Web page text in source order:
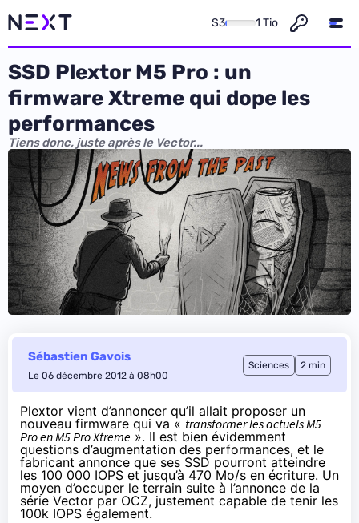
S3 1 Tio
SSD Plextor M5 Pro : un
firmware Xtreme qui dope les
performances
Tiens donc, juste après le Vector...
Sébastien Gavois
Le 06 décembre 2012 à 08h00
Sciences 2 min
Plextor vient d’annoncer qu’il allait proposer un
nouveau firmware qui va « transformer les actuels M5
Pro en M5 Pro Xtreme ». Il est bien évidemment
questions d’augmentation des performances, et le
fabricant annonce que ses SSD pourront atteindre
les 100 000 IOPS et jusqu’à 470 Mo/s en écriture. Un
moyen d’occuper le terrain suite à l’annonce de la
série Vector par OCZ, justement capable de tenir les
100k IOPS également.